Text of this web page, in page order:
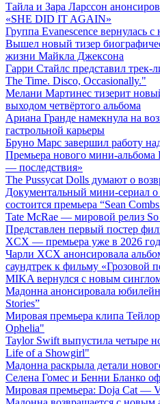
Тайла и Зара Ларссон
«SHE DID IT AGAIN»
Группа Evanescence вернулась
Вышел новый тизер
жизни Майкла Джексона
Гарри Стайлс представил трек-
The Time. Disco, Occasionally."
Мелани Мартинес тизерит
выходом четвёртого альбома
Ариана Гранде намекнула на
гастрольной карьеры
Бруно Марс завершил работу
Премьера нового мини-
— последствия»
The Pussycat Dolls думают о
Документальный мини-сериал
состоится премьера “Sean
Tate McRae — мировой релиз
Представлен первый постер
XCX — премьера уже в 2026
Чарли XCX анонсировала
саундтрек к фильму «Грозовой
MIKA вернулся с новым
Мадонна анонсировала
Stories”
Мировая премьера клипа
Ophelia"
Taylor Swift выпустила четыре
Life of a Showgirl"
Мадонна раскрыла детали
Селена Гомес и Бенни Бланко
Мировая премьера: Doja Cat —